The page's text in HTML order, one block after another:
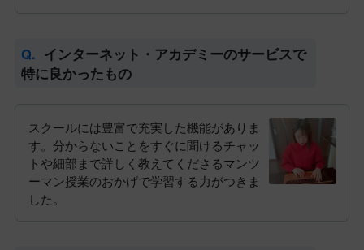
インターネット・アカデミーのサービスで
特に良かったもの
スクールには豊富で充実した機能がありま
す。分からないことをすぐに聞けるチャッ
トや細部まで詳しく教えてくださるマンツ
ーマン授業のおかげで学習する力がつきま
した。